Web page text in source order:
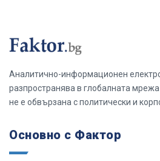
Аналитично-информационен
разпространява в глобалната
не е обвързана с политически и
Основно с Фактор